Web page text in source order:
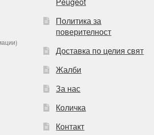
Политика за
поверителност
Доставка по целия свят
Жалби
За нас
Количка
Контакт